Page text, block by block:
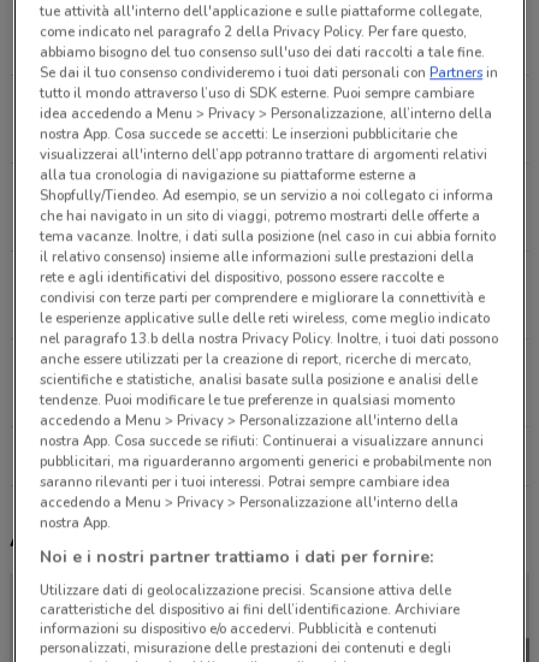
Viale della Primavera, 194 Roma
5 km
APERTO
Via Niccodemi, 99 Roma
5.8 km
APERTO
Via Alberto Lionello, 201 Roma
6.9 km
APERTO
Viale Palmiro Togliatti, 2 Roma
8.1 km
APERTO
Via Mario Rigamonti, 100 Roma
8.4 km
APERTO
Tutti i negozi É Qui Parafarmacie
Altri volantini nelle vicinanze
tue attività all'interno dell'applicazione e sulle piattaforme collegate,
come indicato nel paragrafo 2 della Privacy Policy. Per fare questo,
abbiamo bisogno del tuo consenso sull'uso dei dati raccolti a tale fine.
Se dai il tuo consenso condivideremo i tuoi dati personali conPartnersin
tutto il mondo attraverso l’uso di SDK esterne. Puoi sempre cambiare
idea accedendo a Menu > Privacy > Personalizzazione, all’interno della
nostra App. Cosa succede se accetti: Le inserzioni pubblicitarie che
visualizzerai all'interno dell’app potranno trattare di argomenti relativi
alla tua cronologia di navigazione su piattaforme esterne a
Shopfully/Tiendeo. Ad esempio, se un servizio a noi collegato ci informa
che hai navigato in un sito di viaggi, potremo mostrarti delle offerte a
tema vacanze. Inoltre, i dati sulla posizione (nel caso in cui abbia fornito
il relativo consenso) insieme alle informazioni sulle prestazioni della
rete e agli identificativi del dispositivo, possono essere raccolte e
condivisi con terze parti per comprendere e migliorare la connettività e
le esperienze applicative sulle delle reti wireless, come meglio indicato
nel paragrafo 13.b della nostra Privacy Policy. Inoltre, i tuoi dati possono
anche essere utilizzati per la creazione di report, ricerche di mercato,
scientifiche e statistiche, analisi basate sulla posizione e analisi delle
tendenze. Puoi modificare le tue preferenze in qualsiasi momento
accedendo a Menu > Privacy > Personalizzazione all'interno della
nostra App. Cosa succede se rifiuti: Continuerai a visualizzare annunci
pubblicitari, ma riguarderanno argomenti generici e probabilmente non
saranno rilevanti per i tuoi interessi. Potrai sempre cambiare idea
accedendo a Menu > Privacy > Personalizzazione all'interno della
nostra App.
Noi e i nostri partner trattiamo i dati per fornire:
Utilizzare dati di geolocalizzazione precisi. Scansione attiva delle
caratteristiche del dispositivo ai fini dell’identificazione. Archiviare
informazioni su dispositivo e/o accedervi. Pubblicità e contenuti
personalizzati, misurazione delle prestazioni dei contenuti e degli